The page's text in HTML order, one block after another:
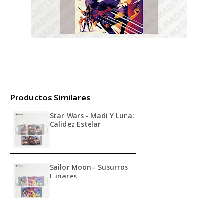
Productos Similares
Star Wars - Madi Y Luna:
Calidez Estelar
Sailor Moon - Susurros
Lunares